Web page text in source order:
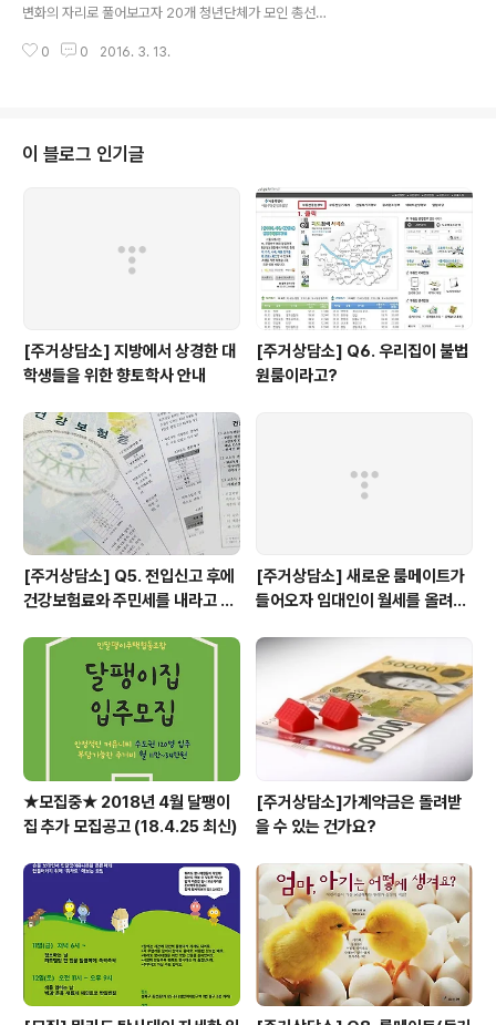
변화의 자리로 풀어보고자 20개 청년단체가 모인 총선청
위원을 모집해 총선에서 청년의 '다양한', '세심한' 이야기
데 뭐가 무엇인지 아직 잘 모르시겠다는 분들을 위해 준비
한 첫.모.임. 알파고가 알려주는 4.13 총선의 주요 변수도
당일에 공개합니다! 일시 : 3월 18일(금) 저녁 7시 장소 :
서울시NPO지원센터 1층 품다*청년유권자위원을 대상으
로 하고 있습니다. 오시기 전에 청년유권자위원으로 함께
0 0 2016. 3. 13.
이 블로그 인기글
[주거상담소] 지방에서 상경한 대
학생들을 위한 향토학사 안내
[주거상담소] Q6. 우리집이 불법
원룸이라고?
[주거상담소] Q5. 전입신고 후에
건강보험료와 주민세를 내라고 고
[주거상담소] 새로운 룸메이트가
들어오자 임대인이 월세를 올려달
★모집중★ 2018년 4월 달팽이
집 추가 모집공고 (18.4.25 최신)
[주거상담소]가계약금은 돌려받
을 수 있는 건가요?